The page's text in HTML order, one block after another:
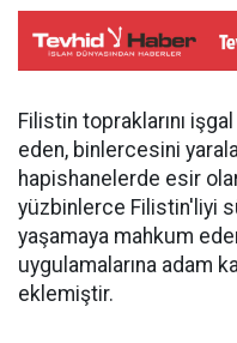
Filistin topraklarını
eden, binlercesini
hapishanelerde esir
yüzbinlerce Filistin'liyi
yaşamaya mahkum
uygulamalarına adam
eklemiştir.